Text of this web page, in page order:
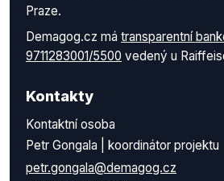
Praze.
Demagog.cz má transparentní
9711283001/5500 vedený u
Kontakty
Kontaktní osoba
Petr Gongala | koordinátor projektu
petr.gongala@demagog.cz